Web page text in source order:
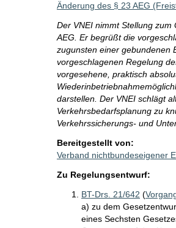
Änderung des § 23 AEG
Der VNEI nimmt Stellung
AEG. Er begrüßt die
zugunsten einer gebundenen
vorgeschlagenen Regelung
vorgesehene, praktisch
darstellen. Der VNEI schlägt
Verkehrsbedarfsplanung zu
Verkehrssicherungs- und
Bereitgestellt von:
Verband nichtbundeseigener
Zu Regelungsentwurf:
BT-Drs. 21/642 (
a) zu dem
eines Sechsten